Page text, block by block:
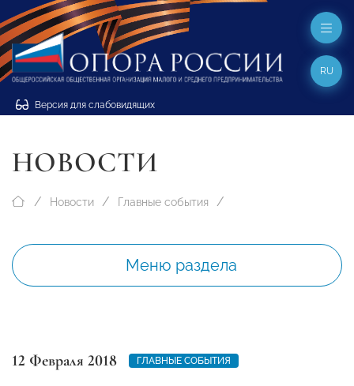
Версия для слабовидящих
RU
НОВОСТИ
Новости Главные события
Меню раздела
12 Февраля 2018 ГЛАВНЫЕ СОБЫТИЯ